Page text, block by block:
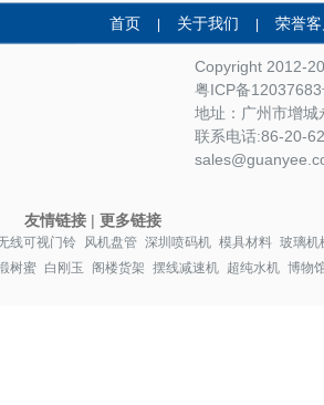
首页 | 关于我们 | 荣誉
Copyright 2012-
粤ICP备12037683
地址：广州市增
联系电话:86-20-
友情链接| 更多链接
线可视门铃 风机盘管 深圳喷码机 模具材料 玻璃机
树蜜 白刚玉 阁楼货架 摆线减速机 超纯水机 博物